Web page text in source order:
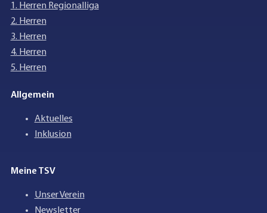
1. Herren Regionalliga
2. Herren
3. Herren
4. Herren
5. Herren
Allgemein
Aktuelles
Inklusion
Meine TSV
Unser Verein
Newsletter